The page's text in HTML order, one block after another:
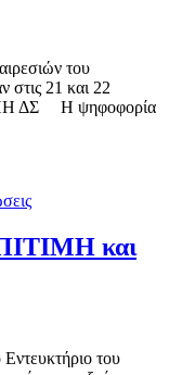
του
στις 21 και 22
ΔΣ H ψηφοφορία
και
του